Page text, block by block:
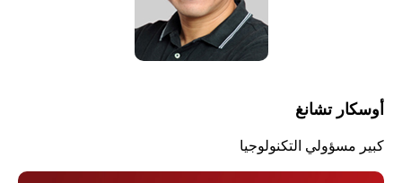
أوسكار تشانغ
كبير مسؤولي التكنولوجيا